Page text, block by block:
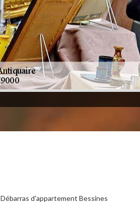
Débarras d'appartement Bessines